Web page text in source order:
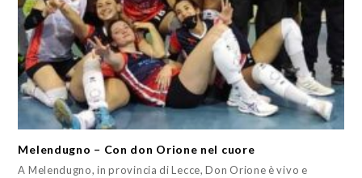
Melendugno – Con don Orione nel cuore
A Melendugno, in provincia di Lecce, Don Orione è vivo e